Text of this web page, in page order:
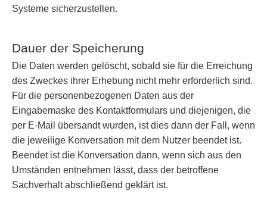
Systeme sicherzustellen.
Dauer der Speicherung
Die Daten werden gelöscht, sobald sie für die Erreichung
des Zweckes ihrer Erhebung nicht mehr erforderlich sind.
Für die personenbezogenen Daten aus der
Eingabemaske des Kontaktformulars und diejenigen, die
per E-Mail übersandt wurden, ist dies dann der Fall, wenn
die jeweilige Konversation mit dem Nutzer beendet ist.
Beendet ist die Konversation dann, wenn sich aus den
Umständen entnehmen lässt, dass der betroffene
Sachverhalt abschließend geklärt ist.